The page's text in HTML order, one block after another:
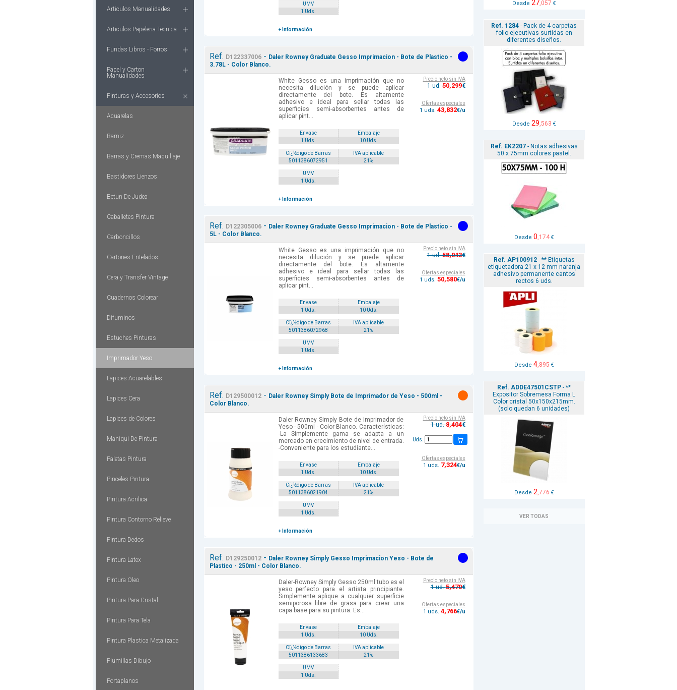
Articulos Manualidades
Articulos Papeleria Tecnica
Fundas Libros - Forros
Papel y Carton
Manualidades
Pinturas y Accesorios
Acuarelas
Barniz
Barras y Cremas Maquillaje
Bastidores Lienzos
Betun De Judea
Caballetes Pintura
Carboncillos
Cartones Entelados
Cera y Transfer Vintage
Cuadernos Colorear
Difuminos
Estuches Pinturas
Imprimador Yeso
Lapices Acuarelables
Lapices Cera
Lapices de Colores
Maniqui De Pintura
Paletas Pintura
Pinceles Pintura
Pintura Acrilica
Pintura Contorno Relieve
Pintura Dedos
Pintura Latex
Pintura Oleo
Pintura Para Cristal
Pintura Para Tela
Pintura Plastica Metalizada
Plumillas Dibujo
Portaplanos
UMV
1 Uds.
+ Información
Ref. D122337006- Daler Rowney Graduate Gesso Imprimacion - Bote de Plastico -
3.78L - Color Blanco.
White Gesso es una imprimación que no
necesita dilución y se puede aplicar
directamente del bote. Es altamente
adhesivo e ideal para sellar todas las
superficies semi-absorbentes antes de
aplicar pint...
Envase
Embalaje
1 Uds.
10 Uds.
Cï¿½digo de Barras
IVA aplicable
5011386072951
21%
UMV
1 Uds.
+ Información
Precio neto sin IVA
1 ud.50,299€
Ofertas especiales
1 uds. 43,832€/u
Ref. D122305006- Daler Rowney Graduate Gesso Imprimacion - Bote de Plastico -
5L - Color Blanco.
White Gesso es una imprimación que no
necesita dilución y se puede aplicar
directamente del bote. Es altamente
adhesivo e ideal para sellar todas las
superficies semi-absorbentes antes de
aplicar pint...
Envase
Embalaje
1 Uds.
10 Uds.
Cï¿½digo de Barras
IVA aplicable
5011386072968
21%
UMV
1 Uds.
+ Información
Precio neto sin IVA
1 ud.58,043€
Ofertas especiales
1 uds. 50,580€/u
Ref. D129500012- Daler Rowney Simply Bote de Imprimador de Yeso - 500ml -
Color Blanco.
Daler Rowney Simply Bote de Imprimador de
Yeso - 500ml - Color Blanco. Características:
-La Simplemente gama se adapta a un
mercado en crecimiento de nivel de entrada.
-Conveniente para los estudiante...
Envase
Embalaje
1 Uds.
10 Uds.
Cï¿½digo de Barras
IVA aplicable
5011386021904
21%
UMV
1 Uds.
+ Información
Precio neto sin IVA
1 ud.8,404€
Uds.
Ofertas especiales
1 uds. 7,324€/u
Ref. D129250012- Daler Rowney Simply Gesso Imprimacion Yeso - Bote de
Plastico - 250ml - Color Blanco.
Daler-Rowney Simply Gesso 250ml tubo es el
yeso perfecto para el artista principiante.
Simplemente aplique a cualquier superficie
semiporosa libre de grasa para crear una
capa base para su pintura. Es...
Envase
Embalaje
1 Uds.
10 Uds.
Cï¿½digo de Barras
IVA aplicable
5011386133683
21%
UMV
1 Uds.
Precio neto sin IVA
1 ud.5,470€
Ofertas especiales
1 uds. 4,766€/u
Desde 27,057 €
Ref. 1284 - Pack de 4 carpetas
folio ejecutivas surtidas en
diferentes diseños.
Desde 29,563 €
Ref. EK2207- Notas adhesivas
50 x 75mm colores pastel.
Desde 0,174€
Ref. AP100912- ** Etiquetas
etiquetadora 21 x 12 mm naranja
adhesivo permanente cantos
rectos 6 uds.
Desde 4,895 €
Ref. ADDE47501CSTP - **
Expositor Sobremesa Forma L
Color cristal 50x150x215mm.
(solo quedan 6 unidades)
Desde 2,776 €
VER TODAS